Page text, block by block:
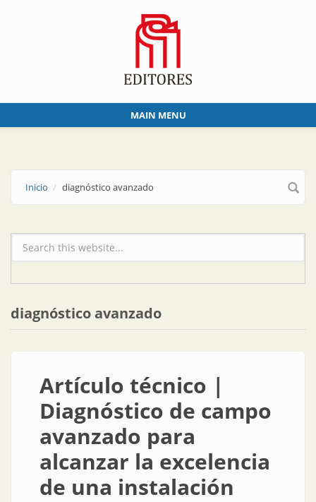
MAIN MENU
Inicio diagnóstico avanzado
Formulario de búsqueda
diagnóstico avanzado
Artículo técnico |
Diagnóstico de campo
avanzado para
alcanzar la excelencia
de una instalación